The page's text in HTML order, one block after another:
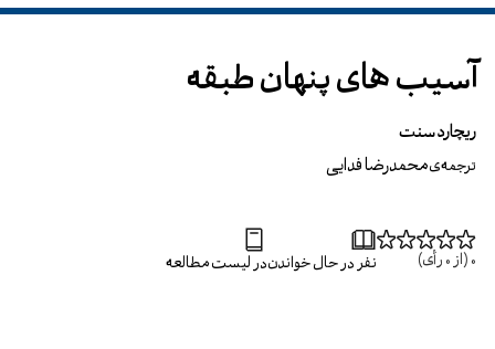
آسیب های پنهان طبقه
ریچارد سنت
ترجمه‌یمحمدرضا فدایی
0 (از 0 رأی) نفر در حال خواندندر لیست مطالعه